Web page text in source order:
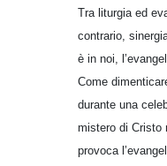
Tra liturgia ed
contrario,
è in noi,
Come
durante una
mistero di Cristo
provoca